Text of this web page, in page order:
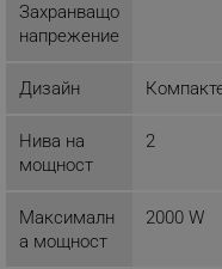
Захранващо
напрежение
Дизайн
Нива на
мощност
2
Максималн
а мощност
2000 W
основната
акаунта.
Име